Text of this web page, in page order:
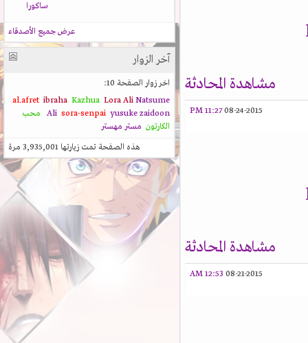
مشاهدة المحادثة
08-24-2015
11:27 PM
مشاهدة المحادثة
08-21-2015
12:53 AM
ساكورا
عرض جميع الأصدقاء
آخر الزوار
اخر زوار الصفحة 10:
al.afret
ibraha Kazhua Lora AliNatsume
Ali
sora-senpai yusukezaidoon
محب
الكارتون
مستر مهستر
هذه الصفحة تمت زيارتها3,935,001مرة